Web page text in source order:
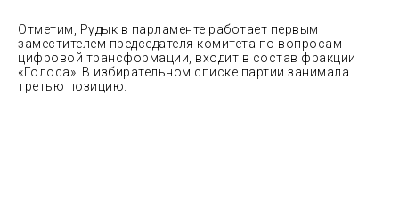
Отметим, Рудык в парламенте работает первым
заместителем председателя комитета по вопросам
цифровой трансформации, входит в состав фракции
«Голоса». В избирательном списке партии занимала
третью позицию.